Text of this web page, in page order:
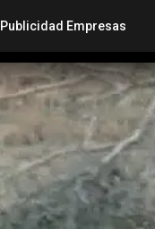
Publicidad Empresas